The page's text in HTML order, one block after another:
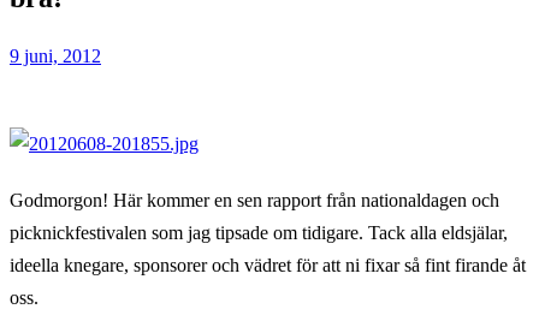
visst
bra!
9 juni, 2012
Godmorgon! Här kommer en sen rapport från nationaldagen och
picknickfestivalen som jag tipsade om tidigare. Tack alla eldsjälar,
ideella knegare, sponsorer och vädret för att ni fixar så fint firande åt
oss.